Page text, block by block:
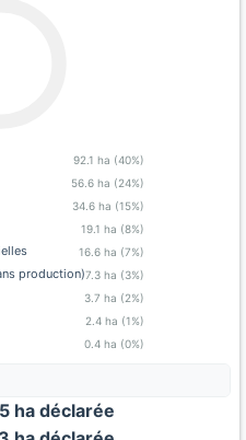
92.1 ha (40%)
56.6 ha (24%)
34.6 ha (15%)
19.1 ha (8%)
16.6 ha (7%)
production)7.3 ha (3%)
3.7 ha (2%)
2.4 ha (1%)
0.4 ha (0%)
ha déclarée